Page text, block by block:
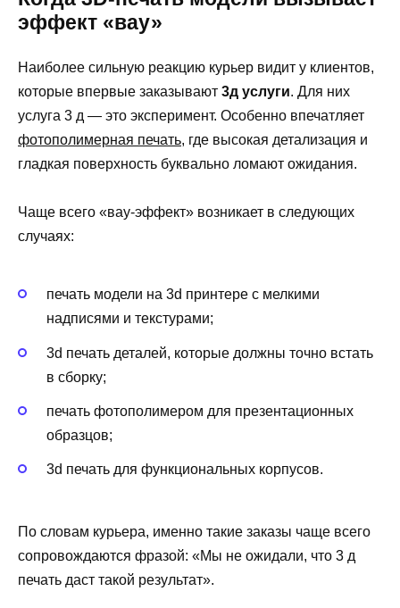
эффект «вау»
Наиболее сильную реакцию курьер видит у клиентов,
которые впервые заказывают 3д услуги. Для них
услуга 3 д — это эксперимент. Особенно впечатляет
фотополимерная печать, где высокая детализация и
гладкая поверхность буквально ломают ожидания.
Чаще всего «вау-эффект» возникает в следующих
случаях:
печать модели на 3d принтере с мелкими
надписями и текстурами;
3d печать деталей, которые должны точно встать
в сборку;
печать фотополимером для презентационных
образцов;
3d печать для функциональных корпусов.
По словам курьера, именно такие заказы чаще всего
сопровождаются фразой: «Мы не ожидали, что 3 д
печать даст такой результат».